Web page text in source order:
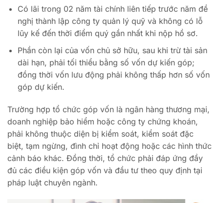
Có lãi trong 02 năm tài chính liên tiếp trước năm đề
nghị thành lập công ty quản lý quỹ và không có lỗ
lũy kế đến thời điểm quý gần nhất khi nộp hồ sơ.
Phần còn lại của vốn chủ sở hữu, sau khi trừ tài sản
dài hạn, phải tối thiểu bằng số vốn dự kiến góp;
đồng thời vốn lưu động phải không thấp hơn số vốn
góp dự kiến.
Trường hợp tổ chức góp vốn là ngân hàng thương mại,
doanh nghiệp bảo hiểm hoặc công ty chứng khoán,
phải không thuộc diện bị kiểm soát, kiểm soát đặc
biệt, tạm ngừng, đình chỉ hoạt động hoặc các hình thức
cảnh báo khác. Đồng thời, tổ chức phải đáp ứng đầy
đủ các điều kiện góp vốn và đầu tư theo quy định tại
pháp luật chuyên ngành.